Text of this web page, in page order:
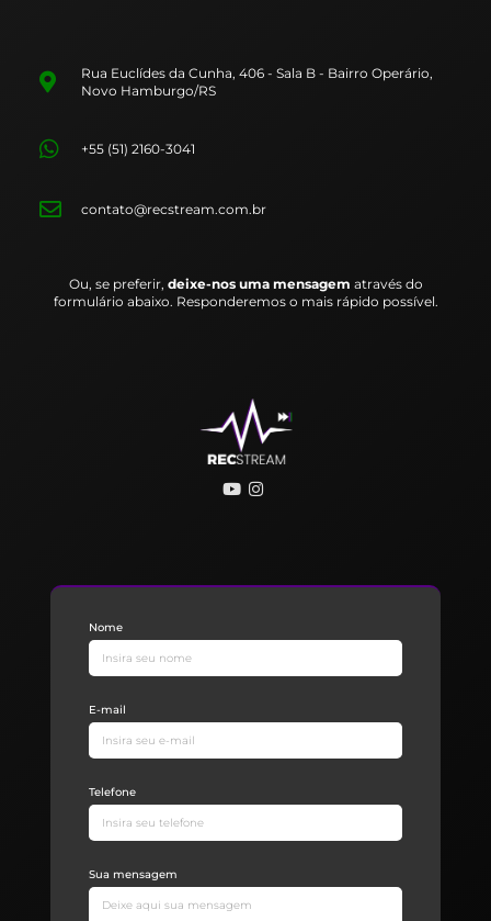
Rua Euclídes da Cunha, 406 - Sala B - Bairro Operário,
Novo Hamburgo/RS
+55 (51) 2160-3041
contato@recstream.com.br
Ou, se preferir, deixe-nos uma mensagem através do
formulário abaixo. Responderemos o mais rápido possível.
Nome
E-mail
Telefone
Sua mensagem